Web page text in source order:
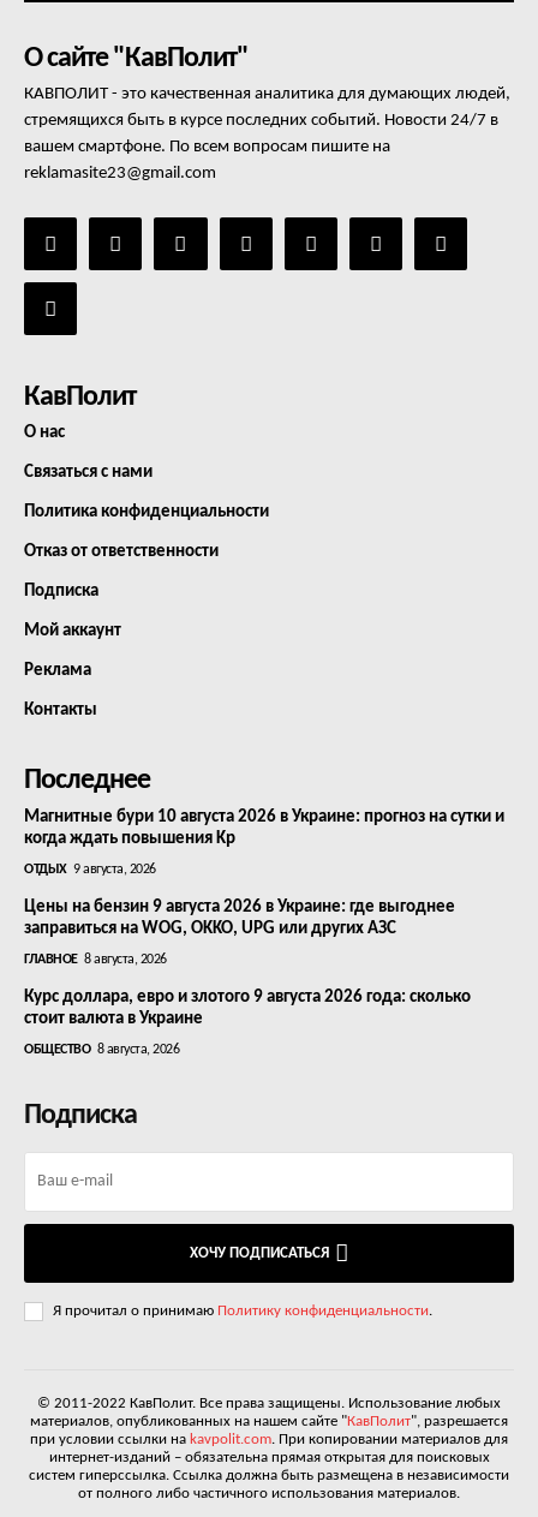
О сайте "КавПолит"
КАВПОЛИТ - это качественная аналитика для думающих людей,
стремящихся быть в курсе последних событий. Новости 24/7 в
вашем смартфоне. По всем вопросам пишите на
reklamasite23@gmail.com
КавПолит
О нас
Связаться с нами
Политика конфиденциальности
Отказ от ответственности
Подписка
Мой аккаунт
Реклама
Контакты
Последнее
Магнитные бури 10 августа 2026 в Украине: прогноз на сутки и
когда ждать повышения Kp
ОТДЫХ 9 августа, 2026
Цены на бензин 9 августа 2026 в Украине: где выгоднее
заправиться на WOG, OKKO, UPG или других АЗС
ГЛАВНОЕ 8 августа, 2026
Курс доллара, евро и злотого 9 августа 2026 года: сколько
стоит валюта в Украине
ОБЩЕСТВО 8 августа, 2026
Подписка
ХОЧУ ПОДПИСАТЬСЯ
Я прочитал о принимаю Политику конфиденциальности.
© 2011-2022 КавПолит. Все права защищены. Использование любых
материалов, опубликованных на нашем сайте "КавПолит", разрешается
при условии ссылки на kavpolit.com. При копировании материалов для
интернет-изданий – обязательна прямая открытая для поисковых
систем гиперссылка. Ссылка должна быть размещена в независимости
от полного либо частичного использования материалов.